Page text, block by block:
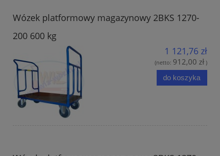
Wózek platformowy magazynowy 2BKS 1270-
200 600 kg
1 121,76 zł
(netto: 912,00 zł )
do koszyka